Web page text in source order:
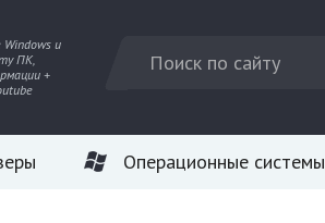
и
ПК,
+
Операционные системы